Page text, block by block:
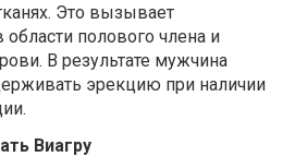
Это вызывает
полового члена и
В результате мужчина
эрекцию при наличии
Виагру